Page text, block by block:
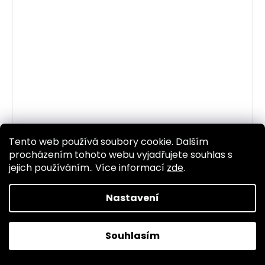
Tento web používá soubory cookie. Dalším
procházením tohoto webu vyjadřujete souhlas s
jejich používáním.. Více informací zde.
Nastavení
Souhlasím
577793-00 SPONKA 27.9 1.5MM DIA 90
Skladem(1 ks)
38 Kč bez DPH
DO KOŠÍKU